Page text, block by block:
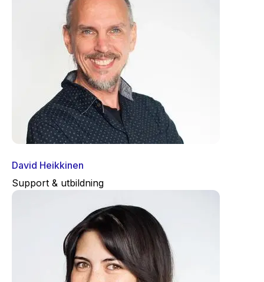
David Heikkinen
Support & utbildning